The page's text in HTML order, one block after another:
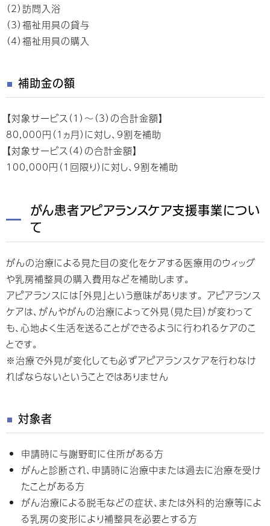
（2）訪問入浴
（3）福祉用具の貸与
（4）福祉用具の購入
補助金の額
【対象サービス（1）～（3）の合計金額】
80,000円（1ヵ月）に対し、9割を補助
【対象サービス（4）の合計金額】
100,000円（1回限り）に対し、9割を補助
がん患者アピアランスケア支援事業につい
て
がんの治療による見た目の変化をケアする医療用のウィッグ
や乳房補整具の購入費用などを補助します。
アピアランスには「外見」という意味があります。 アピアランス
ケアは、がんやがんの治療によって外見（見た目）が変わって
も、心地よく生活を送ることができるように行われるケアのこ
とです。
※治療で外見が変化しても必ずアピアランスケアを行わなけ
ればならないということではありません
対象者
申請時に与謝野町に住所がある方
がんと診断され、申請時に治療中または過去に治療を受け
たことがある方
がん治療による脱毛などの症状、または外科的治療等によ
る乳房の変形により補整具を必要とする方